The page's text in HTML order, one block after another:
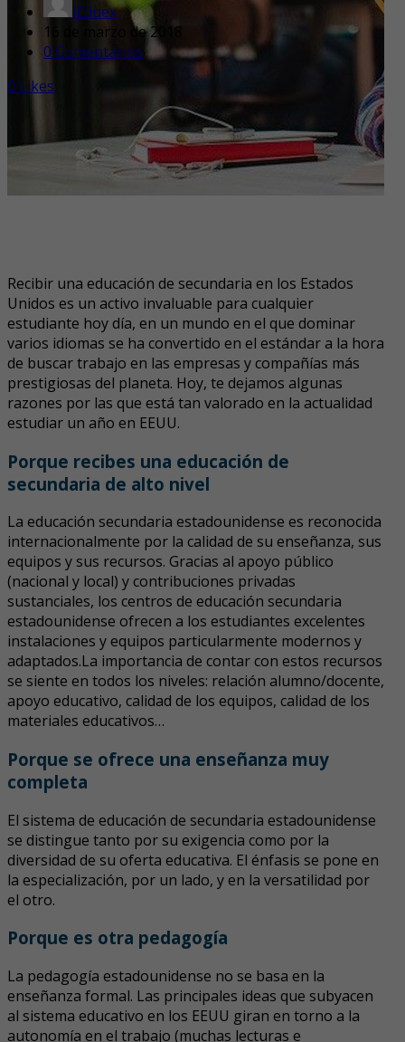
iEduex
16 de marzo de 2018
0 Comentarios
0 Likes
Recibir una educación de secundaria en los Estados
Unidos es un activo invaluable para cualquier
estudiante hoy día, en un mundo en el que dominar
varios idiomas se ha convertido en el estándar a la hora
de buscar trabajo en las empresas y compañías más
prestigiosas del planeta. Hoy, te dejamos algunas
razones por las que está tan valorado en la actualidad
estudiar un año en EEUU.
Porque recibes una educación de
secundaria de alto nivel
La educación secundaria estadounidense es reconocida
internacionalmente por la calidad de su enseñanza, sus
equipos y sus recursos. Gracias al apoyo público
(nacional y local) y contribuciones privadas
sustanciales, los centros de educación secundaria
estadounidense ofrecen a los estudiantes excelentes
instalaciones y equipos particularmente modernos y
adaptados.La importancia de contar con estos recursos
se siente en todos los niveles: relación alumno/docente,
apoyo educativo, calidad de los equipos, calidad de los
materiales educativos…
Porque se ofrece una enseñanza muy
completa
El sistema de educación de secundaria estadounidense
se distingue tanto por su exigencia como por la
diversidad de su oferta educativa. El énfasis se pone en
la especialización, por un lado, y en la versatilidad por
el otro.
Porque es otra pedagogía
La pedagogía estadounidense no se basa en la
enseñanza formal. Las principales ideas que subyacen
al sistema educativo en los EEUU giran en torno a la
autonomía en el trabajo (muchas lecturas e